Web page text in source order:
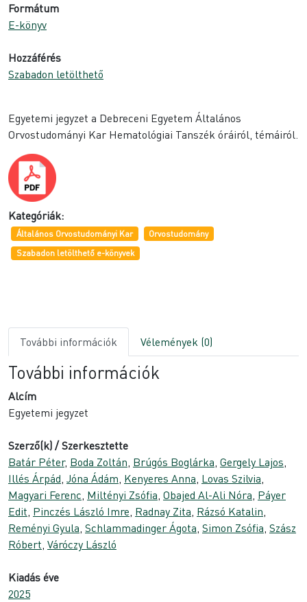
Formátum
E-könyv
Hozzáférés
Szabadon letölthető
Egyetemi jegyzet a Debreceni Egyetem Általános
Orvostudományi Kar Hematológiai Tanszék óráiról, témáiról.
Kategóriák:
Általános Orvostudományi Kar
Orvostudomány
Szabadon letölthető e-könyvek
További információk Vélemények (0)
További információk
Alcím
Egyetemi jegyzet
Szerző(k) / Szerkesztette
Batár Péter, Boda Zoltán Brúgós Boglárka Gergely Lajos
Illés Árpád Jóna Ádám Kenyeres Anna Lovas Szilvia
Magyari Ferenc Miltényi Zsófia Obajed Al-Ali Nóra Páyer
Edit Pinczés László Imre Radnay Zita Rázsó Katalin
Reményi Gyula Schlammadinger Ágota Simon Zsófia Szász
Róbert Váróczy László
Kiadás éve
2025